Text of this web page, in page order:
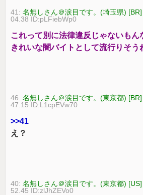
41:名無しさん＠涙目です。(埼玉県) [BR]
04.38 ID:pLFiebWp0
これって別に法律違反じゃないもん
きれいな闇バイトとして流行りそう
46:名無しさん＠涙目です。(東京都) [BR]
47.15 ID:L1cpEVw70
>>41
え？
40:名無しさん＠涙目です。(東京都) [US]
52.45 ID:zlJhZEVo0